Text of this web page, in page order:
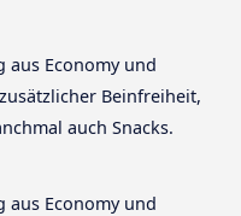
aus Economy und
Beinfreiheit,
auch Snacks.
aus Economy und